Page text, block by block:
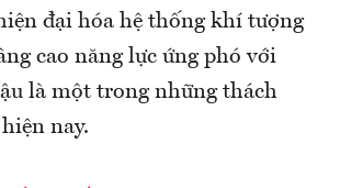
đại hóa hệ thống khí tượng
cao năng lực ứng phó với
là một trong những thách
nay.